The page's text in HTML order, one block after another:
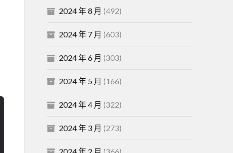
2024 年 8 月 (492)
2024 年 7 月 (603)
2024 年 6 月 (303)
2024 年 5 月 (166)
2024 年 4 月 (322)
2024 年 3 月 (273)